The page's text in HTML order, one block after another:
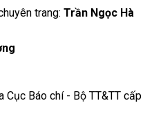
trang: Trần Ngọc Hà
Cục Báo chí - Bộ TT&TT cấp